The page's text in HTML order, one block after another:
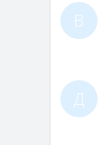
В
Д